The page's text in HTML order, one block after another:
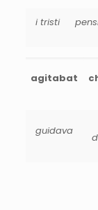
i tristi
agitabat
guidava